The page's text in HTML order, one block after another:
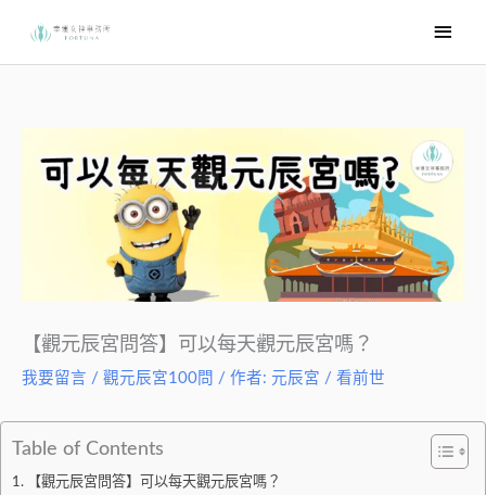
要
單
【觀元辰宮問答】可以每天觀元辰宮嗎？
我要留言 / 觀元辰宮100問 / 作者: 元辰宮 / 看前世
Table of Contents
【觀元辰宮問答】可以每天觀元辰宮嗎？